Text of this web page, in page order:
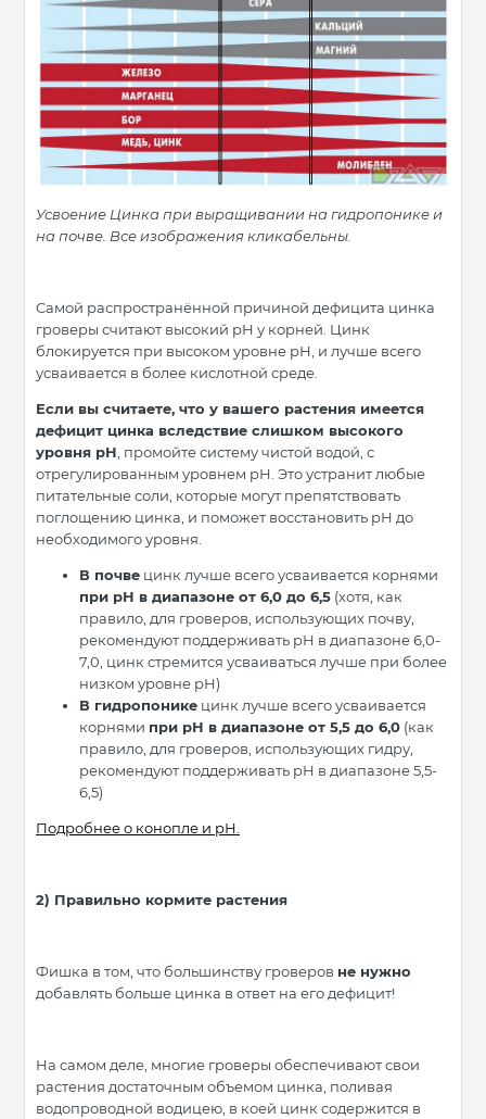
Усвоение Цинка при выращивании на гидропонике и
на почве. Все изображения кликабельны.
Самой распространённой причиной дефицита цинка
гроверы считают высокий рН у корней. Цинк
блокируется при высоком уровне рН, и лучше всего
усваивается в более кислотной среде.
Если вы считаете, что у вашего растения имеется
дефицит цинка вследствие слишком высокого
уровня рН , промойте систему чистой водой, с
отрегулированным уровнем рН. Это устранит любые
питательные соли, которые могут препятствовать
поглощению цинка, и поможет восстановить рН до
необходимого уровня.
В почве цинк лучше всего усваивается корнями
при рН в диапазоне от 6,0 до 6,5 (хотя, как
правило, для гроверов, использующих почву,
рекомендуют поддерживать рН в диапазоне 6,0-
7,0, цинк стремится усваиваться лучше при более
низком уровне рН)
В гидропонике цинк лучше всего усваивается
корнями при рН в диапазоне от 5,5 до 6,0 (как
правило, для гроверов, использующих гидру,
рекомендуют поддерживать рН в диапазоне 5,5-
6,5)
Подробнее о конопле и рН.
2) Правильно кормите растения
Фишка в том, что большинству гроверов не нужно
добавлять больше цинка в ответ на его дефицит!
На самом деле, многие гроверы обеспечивают свои
растения достаточным объемом цинка, поливая
водопроводной водицею, в коей цинк содержится в